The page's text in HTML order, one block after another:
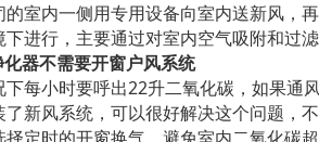
的室内一侧用专用设备向室内送新风，
进行，主要通过对室内空气吸附和过滤
器不需要开窗户风系统
每小时要呼出22升二氧化碳，如果通
新风系统，可以很好解决这个问题，